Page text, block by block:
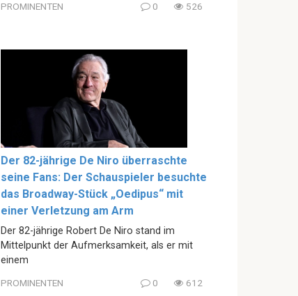
PROMINENTEN 0 526
Der 82-jährige De Niro überraschte
seine Fans: Der Schauspieler besuchte
das Broadway-Stück „Oedipus“ mit
einer Verletzung am Arm
Der 82-jährige Robert De Niro stand im
Mittelpunkt der Aufmerksamkeit, als er mit
einem
PROMINENTEN 0 612